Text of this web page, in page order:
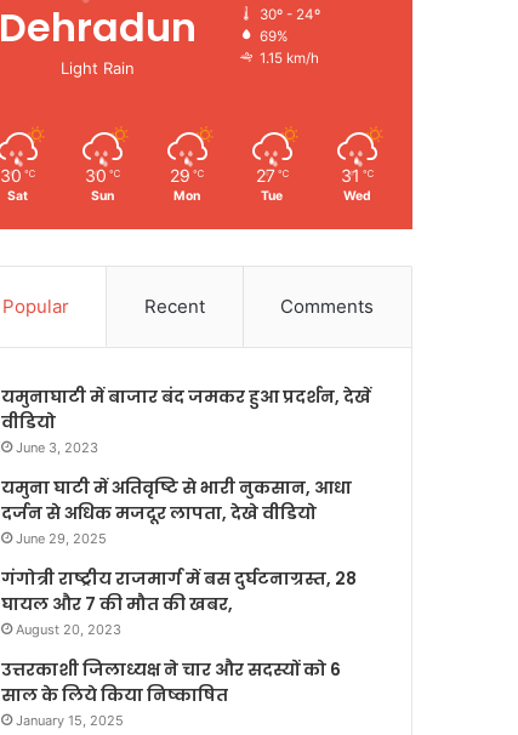
Dehradun
Light Rain
30º - 24º
69%
1.15 km/h
30 ℃
Sat
30 ℃
Sun
29 ℃
Mon
27 ℃
Tue
31 ℃
Wed
Popular Recent Comments
यमुनाघाटी में बाजार बंद जमकर हुआ प्रदर्शन, देखें
वीडियो
June 3, 2023
यमुना घाटी में अतिवृष्टि से भारी नुकसान, आधा
दर्जन से अधिक मजदूर लापता, देखे वीडियो
June 29, 2025
गंगोत्री राष्ट्रीय राजमार्ग में बस दुर्घटनाग्रस्त, 28
घायल और 7 की मौत की खबर,
August 20, 2023
उत्तरकाशी जिलाध्यक्ष ने चार और सदस्यों को 6
साल के लिये किया निष्काषित
January 15, 2025